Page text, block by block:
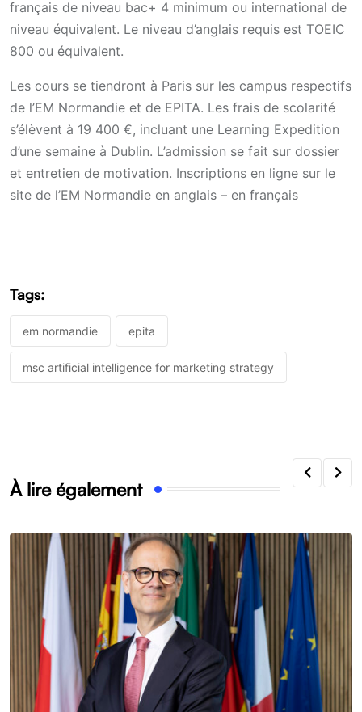
français de niveau bac+ 4 minimum ou international de
niveau équivalent. Le niveau d’anglais requis est TOEIC
800 ou équivalent.
Les cours se tiendront à Paris sur les campus respectifs
de l’EM Normandie et de EPITA. Les frais de scolarité
s’élèvent à 19 400 €, incluant une Learning Expedition
d’une semaine à Dublin. L’admission se fait sur dossier
et entretien de motivation. Inscriptions en ligne sur le
site de l’EM Normandie en anglais – en français
Tags:
em normandie epita
msc artificial intelligence for marketing strategy
À lire également